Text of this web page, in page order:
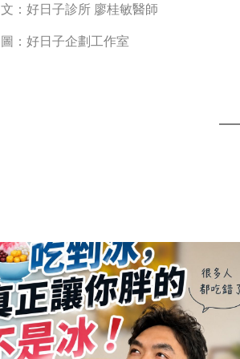
文：好日子診所 廖桂敏醫師
圖：好日子企劃工作室